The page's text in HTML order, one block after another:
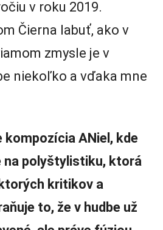
v roku 2019.
Čierna labuť, ako v
zmysle je v
niekoľko a vďaka mne
kompozícia ANiel, kde
na polyštylistiku, ktorá
kritikov a
to, že v hudbe už